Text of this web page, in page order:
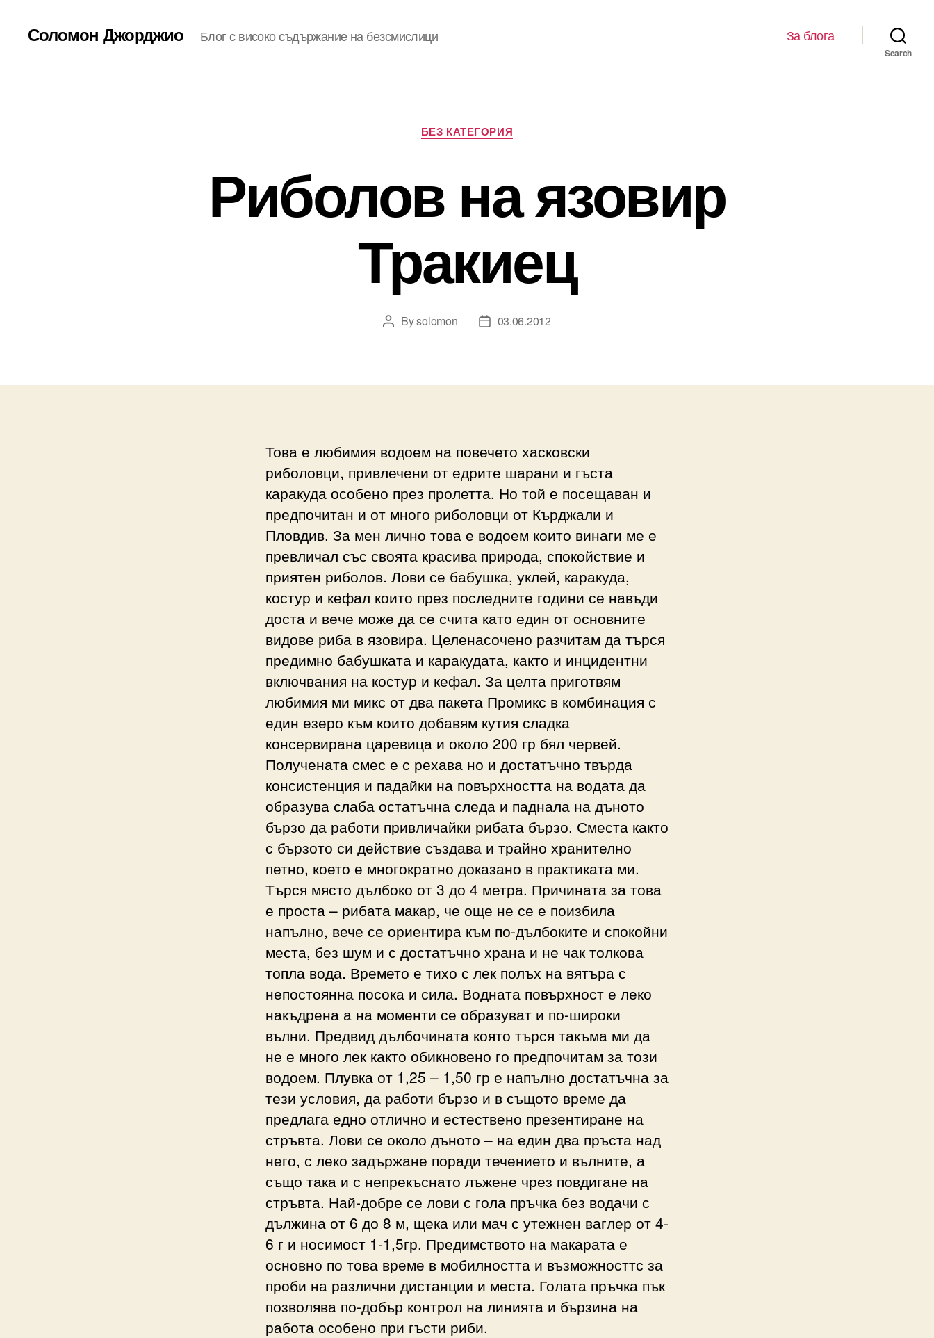
Соломон Джорджио Блог с високо съдържание на безсмислици За блога
Search
Categories
БЕЗ КАТЕГОРИЯ
Риболов на язовир
Тракиец
PostBysolomon
Post03.06.2012
Това е любимия водоем на повечето хасковски
риболовци, привлечени от едрите шарани и гъста
каракуда особено през пролетта. Но той е посещаван и
предпочитан и от много риболовци от Кърджали и
Пловдив. За мен лично това е водоем които винаги ме е
превличал със своята красива природа, спокойствие и
приятен риболов. Лови се бабушка, уклей, каракуда,
костур и кефал които през последните години се навъди
доста и вeче можe да сe считa като един от основните
видове риба в язовира. Целенасочено разчитам да търся
предимно бабушката и каракудата, както и инцидентни
включвания на костур и кефал. За целта приготвям
любимия ми микс от два пакета Промикс в комбинация с
един езеро към които добавям кутия сладка
консервирана царевица и около 200 гр бял червей.
Получената смес е с рехава но и достатъчно твърда
консистенция и падайки на повърхността на водата да
образува слаба остатъчна следа и паднала на дъното
бързо да работи привличайки рибата бързо. Сместа както
с бързото си действие създава и трайно хранително
петно, което е многократно доказано в практиката ми.
Търся място дълбоко от 3 до 4 метра. Причината за това
е проста – рибата макар, че още не се е поизбила
напълно, вече се ориентира към по-дълбоките и спокойни
места, без шум и с достатъчно храна и не чак толкова
топла вода. Времето е тихо с лек полъх на вятъра с
непостоянна посока и сила. Водната повърхност е леко
накъдрена а на моменти се образуват и по-широки
вълни. Предвид дълбочината която търся такъма ми да
не е много лек както обикновено го предпочитам за този
водоем. Плувка от 1,25 – 1,50 гр е напълно достатъчна за
тези условия, да работи бързо и в същото време да
предлага едно отлично и естествено презентиране на
стръвта. Лови се около дъното – на един два пръста над
него, с леко задържане поради течението и вълните, а
също така и с непрекъснато лъжене чрез повдигане на
стръвта. Най-добре се лови с гола пръчка без водачи с
дължина от 6 до 8 м, щека или мач с утежнен ваглер от 4-
6 г и носимост 1-1,5гр. Предимството на макарата е
основно по това време в мобилността и възможносттс за
проби на различни дистанции и места. Голата пръчка пък
позволява по-добър контрол на линията и бързина на
работа особено при гъсти риби.